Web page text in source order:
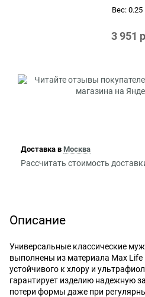
Вес: 0.25
3 951
Доставка в Москва
Рассчитать стоимость
Описание
Универсальные классические
выполнены из материала Max Life
устойчивого к хлору и
гарантирует изделию надежную
потери формы даже при